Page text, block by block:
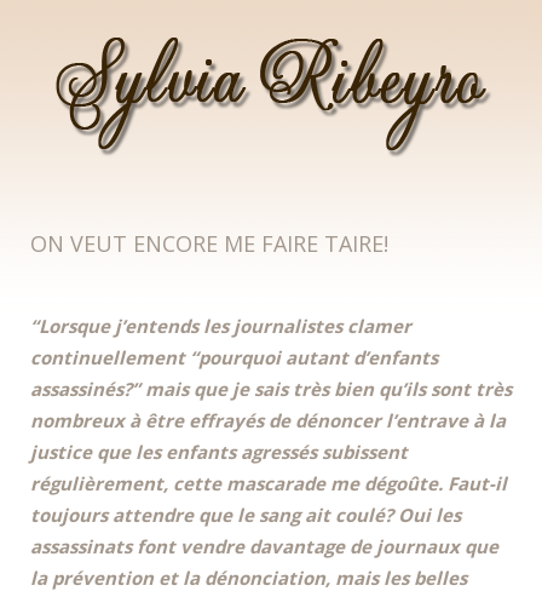
ON VEUT ENCORE ME FAIRE TAIRE!
“Lorsque j’entends les journalistes clamer
continuellement “pourquoi autant d’enfants
assassinés?” mais que je sais très bien qu’ils sont très
nombreux à être effrayés de dénoncer l’entrave à la
justice que les enfants agressés subissent
régulièrement, cette mascarade me dégoûte. Faut-il
toujours attendre que le sang ait coulé? Oui les
assassinats font vendre davantage de journaux que
la prévention et la dénonciation, mais les belles